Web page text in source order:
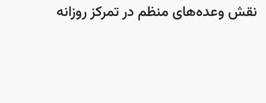
نقش وعده‌های منظم در تمرکز روزانه